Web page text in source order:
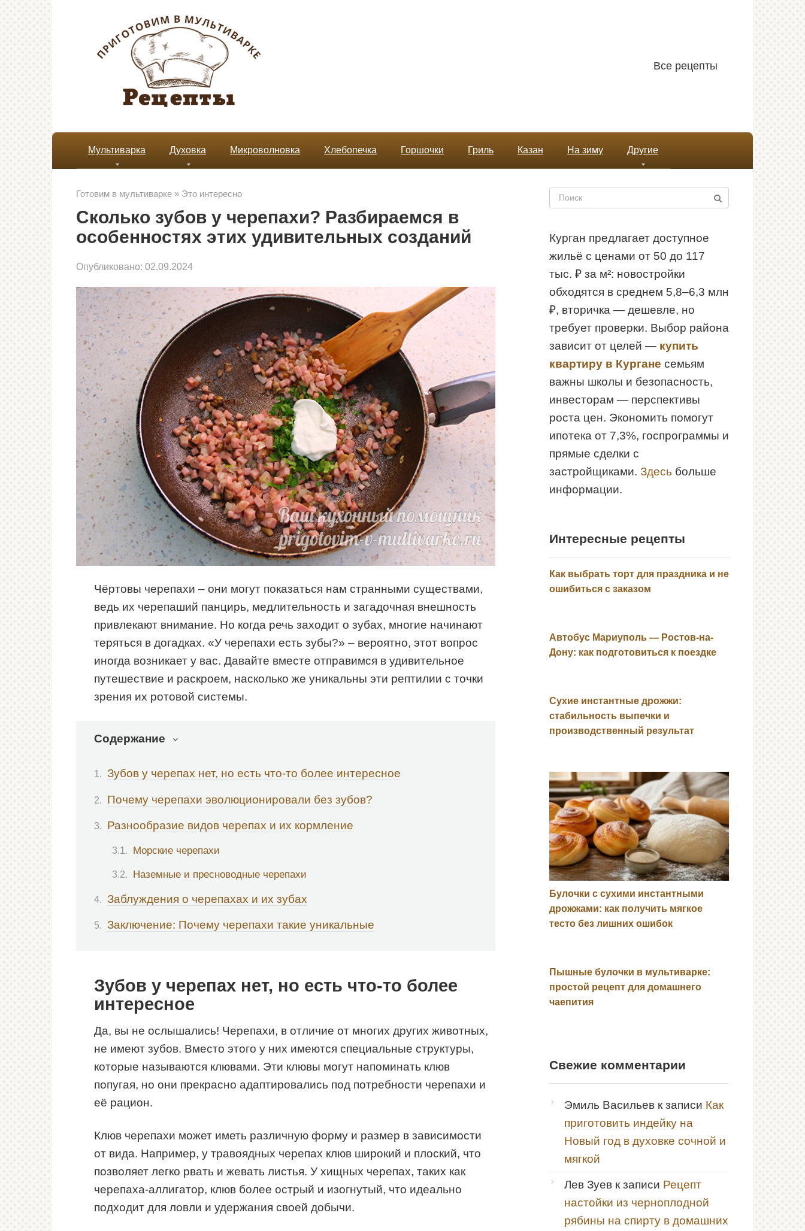
Все рецепты
Мультиварка Духовка Микроволновка Хлебопечка Горшочки Гриль Казан На зиму Другие
Готовим в мультиварке » Это интересно
Сколько зубов у черепахи? Разбираемся в
особенностях этих удивительных созданий
Опубликовано: 02.09.2024
Чёртовы черепахи – они могут показаться нам странными существами,
ведь их черепаший панцирь, медлительность и загадочная внешность
привлекают внимание. Но когда речь заходит о зубах, многие начинают
теряться в догадках. «У черепахи есть зубы?» – вероятно, этот вопрос
иногда возникает у вас. Давайте вместе отправимся в удивительное
путешествие и раскроем, насколько же уникальны эти рептилии с точки
зрения их ротовой системы.
Содержание
Зубов у черепах нет, но есть что-то более интересное
Почему черепахи эволюционировали без зубов?
Разнообразие видов черепах и их кормление
Морские черепахи
Наземные и пресноводные черепахи
Заблуждения о черепахах и их зубах
Заключение: Почему черепахи такие уникальные
Зубов у черепах нет, но есть что-то более
интересное
Да, вы не ослышались! Черепахи, в отличие от многих других животных,
не имеют зубов. Вместо этого у них имеются специальные структуры,
которые называются клювами. Эти клювы могут напоминать клюв
попугая, но они прекрасно адаптировались под потребности черепахи и
её рацион.
Клюв черепахи может иметь различную форму и размер в зависимости
от вида. Например, у травоядных черепах клюв широкий и плоский, что
позволяет легко рвать и жевать листья. У хищных черепах, таких как
черепаха-аллигатор, клюв более острый и изогнутый, что идеально
подходит для ловли и удержания своей добычи.
Поиск:
Курган предлагает доступное
жильё с ценами от 50 до 117
тыс. ₽ за м²: новостройки
обходятся в среднем 5,8–6,3 млн
₽, вторичка — дешевле, но
требует проверки. Выбор района
зависит от целей — купить
квартиру в Кургане семьям
важны школы и безопасность,
инвесторам — перспективы
роста цен. Экономить помогут
ипотека от 7,3%, госпрограммы и
прямые сделки с
застройщиками. Здесь больше
информации.
Интересные рецепты
Как выбрать торт для праздника и не
ошибиться с заказом
Автобус Мариуполь — Ростов-на-
Дону: как подготовиться к поездке
Сухие инстантные дрожжи:
стабильность выпечки и
производственный результат
Булочки с сухими инстантными
дрожжами: как получить мягкое
тесто без лишних ошибок
Пышные булочки в мультиварке:
простой рецепт для домашнего
чаепития
Свежие комментарии
Эмиль Васильев к записи Как
приготовить индейку на
Новый год в духовке сочной и
мягкой
Лев Зуев к записи Рецепт
настойки из черноплодной
рябины на спирту в домашних